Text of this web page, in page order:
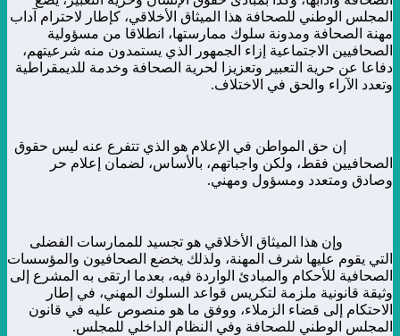
المجلس الوطني للصحافة هذا الميثاق الأخلاقي، كإطار لاحترام آداب
مهنة الصحافة ومدونة سلوك ممارستها، انطلاقا من مسؤولية
الصحافيين الاجتماعية إزاء الجمهور الذي يستمدون منه شرعيتهم،
دفاعا عن حرية التعبير وتعزيزا لحرية الصحافة وخدمة للديمقراطية
وتعدد الآراء والحق في الاختلاف.
إن حق المواطن في الإعلام هو الذي تتفرع عنه ليس حقوق
الصحافيين فقط، ولكن واجباتهم، بالأساس، لضمان إعلام حر
وصادق ومتعدد ومسؤول ومهني.
وإن هذا الميثاق الأخلاقي هو تجسيد للممارسات الفضلى
التي يقوم عليها شرف المهنة، ولذلك يخضع الصحافيون والمؤسسات
الصحافية للأحكام والمبادئ الواردة فيه، بعدما ارتقى به المشرع إلى
وثيقة قانونية ملزمة لتكريس قواعد السلوك المهني، في إطار
الاحتكام إلى قضاء الزملاء، ووفق ما هو منصوص عليه في قانون
المجلس الوطني للصحافة وفي النظام الداخلي للمجلس.